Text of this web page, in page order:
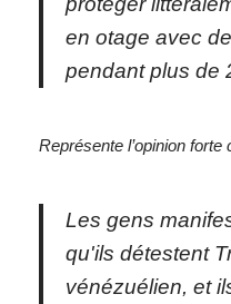
en otage avec
pendant plus de
Représente l’opinion
Les gens
qu'ils détestent
vénézuélien, et